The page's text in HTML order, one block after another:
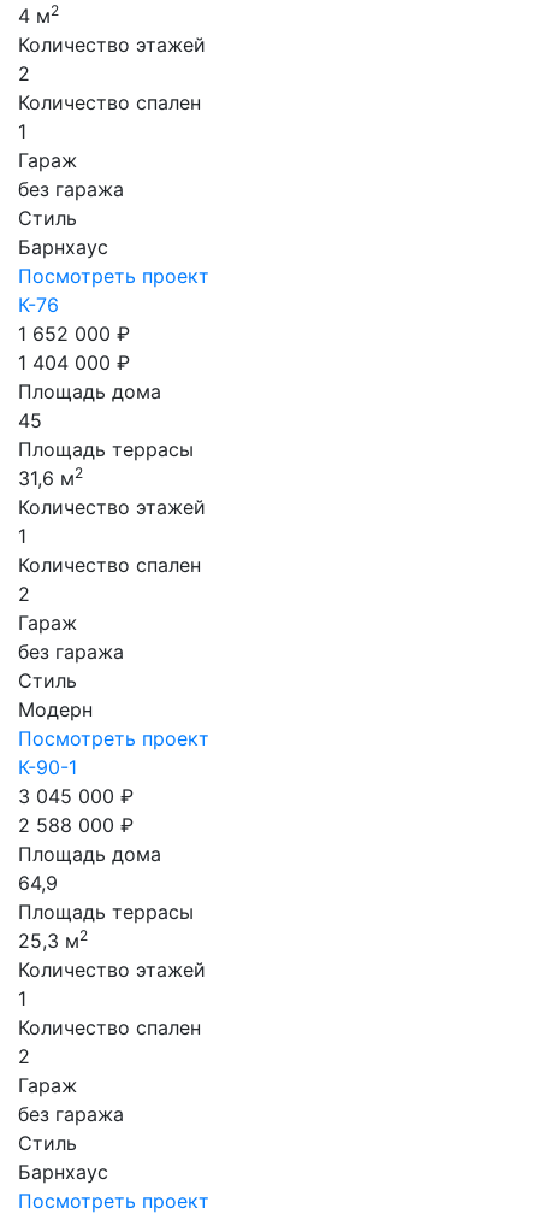
4 м2
Количество этажей
2
Количество спален
1
Гараж
без гаража
Стиль
Барнхаус
Посмотреть проект
К-76
1 652 000 ₽
1 404 000 ₽
Площадь дома
45
Площадь террасы
31,6 м2
Количество этажей
1
Количество спален
2
Гараж
без гаража
Стиль
Модерн
Посмотреть проект
К-90-1
3 045 000 ₽
2 588 000 ₽
Площадь дома
64,9
Площадь террасы
25,3 м2
Количество этажей
1
Количество спален
2
Гараж
без гаража
Стиль
Барнхаус
Посмотреть проект